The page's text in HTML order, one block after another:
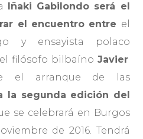
Iñaki Gabilondo será el
el encuentro entre el
y ensayista polaco
el filósofo bilbaínoJavier
el arranque de las
la segunda edición del
se celebrará en Burgos
de 2016. Tendrá